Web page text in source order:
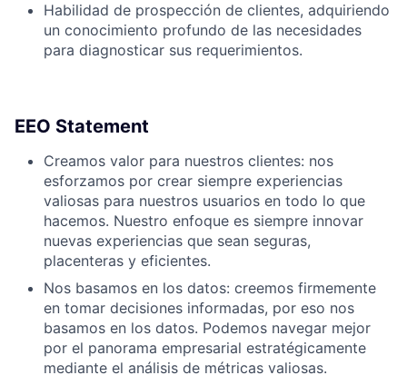
Habilidad de prospección de clientes, adquiriendo
un conocimiento profundo de las necesidades
para diagnosticar sus requerimientos.
EEO Statement
Creamos valor para nuestros clientes: nos
esforzamos por crear siempre experiencias
valiosas para nuestros usuarios en todo lo que
hacemos. Nuestro enfoque es siempre innovar
nuevas experiencias que sean seguras,
placenteras y eficientes.
Nos basamos en los datos: creemos firmemente
en tomar decisiones informadas, por eso nos
basamos en los datos. Podemos navegar mejor
por el panorama empresarial estratégicamente
mediante el análisis de métricas valiosas.